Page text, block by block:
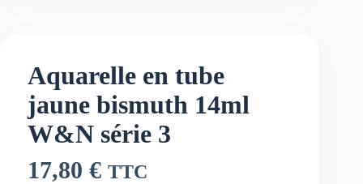
Aquarelle en tube
jaune bismuth 14ml
W&N série 3
17,80 € TTC